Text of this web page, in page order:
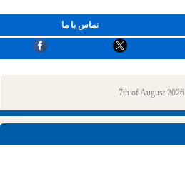
تماس با ما
7th of August 2026